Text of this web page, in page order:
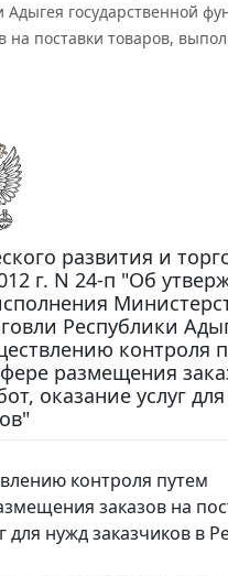
Адыгея государственной
поставки товаров,
развития и
г. N 24-п "Об
Республики
контроля
размещения
оказание услуг
контроля путем
заказов на
нужд заказчиков в